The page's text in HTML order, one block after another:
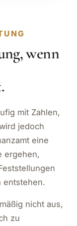
wenn
mit Zahlen,
jedoch
eine
ergehen,
entstehen.
nicht aus,
zu